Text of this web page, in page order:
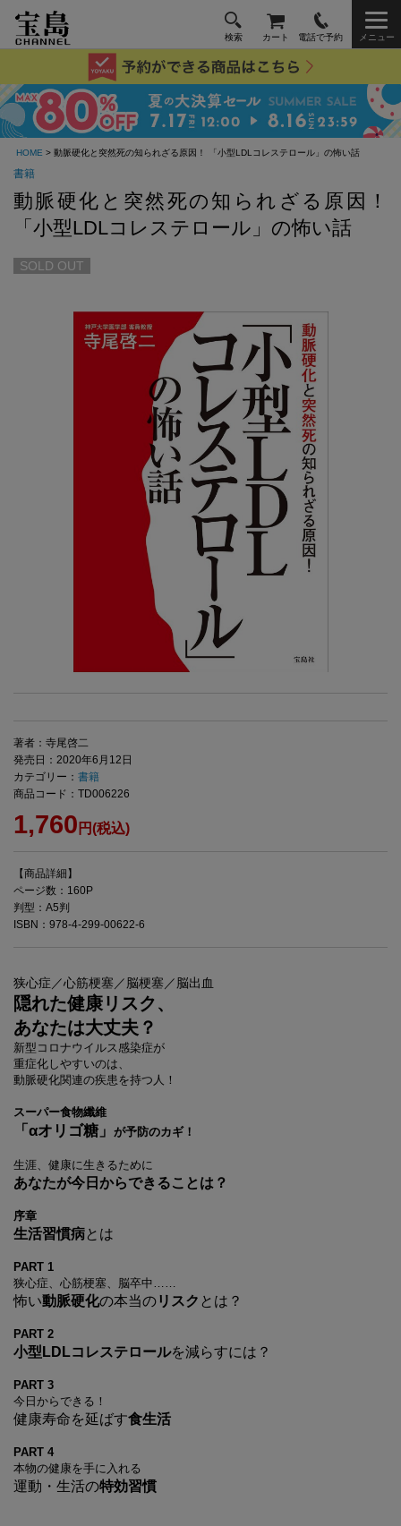
検索 カート 電話で予約 メニュー
HOME > 動脈硬化と突然死の知られざる原因！ 「小型LDLコレステロール」の怖い話
書籍
動脈硬化と突然死の知られざる原因！
「小型LDLコレステロール」の怖い話
SOLD OUT
著者：寺尾啓二
発売日：2020年6月12日
カテゴリー： 書籍
商品コード：TD006226
1,760 円(税込)
【商品詳細】
ページ数：160P
判型：A5判
ISBN：978-4-299-00622-6
狭心症／心筋梗塞／脳梗塞／脳出血
隠れた健康リスク、
あなたは大丈夫？
新型コロナウイルス感染症が
重症化しやすいのは、
動脈硬化関連の疾患を持つ人！
スーパー食物纖維
「αオリゴ糖」 が予防のカギ！
生涯、健康に生きるために
あなたが今日からできることは？
序章
生活習慣病とは
PART 1
狭心症、心筋梗塞、脳卒中……
怖い動脈硬化の本当のリスク とは？
PART 2
小型LDLコレステロールを減らすには？
PART 3
今日からできる！
健康寿命を延ばす食生活
PART 4
本物の健康を手に入れる
運動・生活の特効習慣